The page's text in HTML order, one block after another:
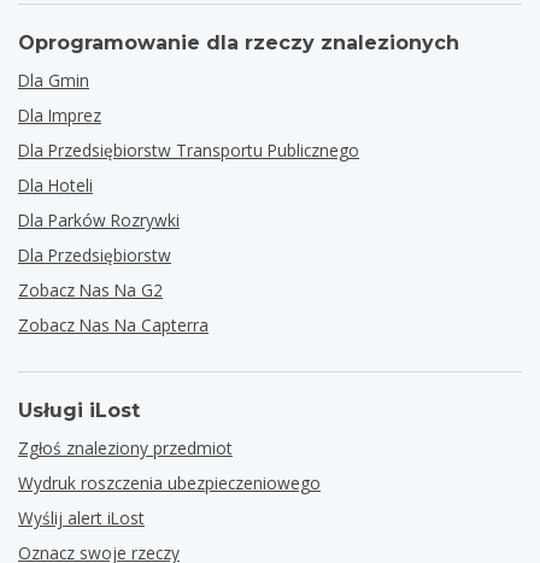
Oprogramowanie dla rzeczy znalezionych
Dla Gmin
Dla Imprez
Dla Przedsiębiorstw Transportu Publicznego
Dla Hoteli
Dla Parków Rozrywki
Dla Przedsiębiorstw
Zobacz Nas Na G2
Zobacz Nas Na Capterra
Usługi iLost
Zgłoś znaleziony przedmiot
Wydruk roszczenia ubezpieczeniowego
Wyślij alert iLost
Oznacz swoje rzeczy